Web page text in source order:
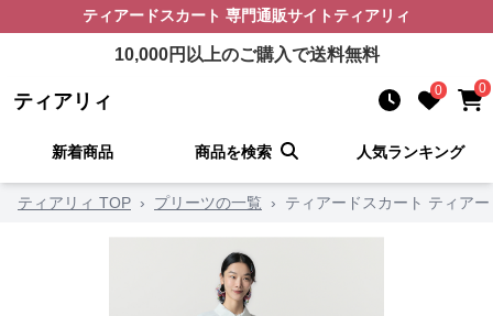
ティアードスカート 専門通販サイト ティアリィ
10,000円以上のご購入で送料無料
ティアリィ 0 0
新着商品 商品を検索 人気ランキング
ティアリィ TOP › プリーツの一覧 › ティアードスカート ティア